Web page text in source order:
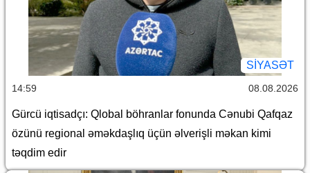
SİYASƏT
14:59 08.08.2026
Gürcü iqtisadçı: Qlobal böhranlar fonunda Cənubi Qafqaz
özünü regional əməkdaşlıq üçün əlverişli məkan kimi
təqdim edir